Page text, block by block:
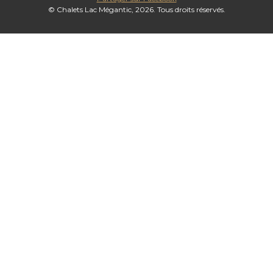
© Chalets Lac Mégantic, 2026. Tous droits réservés.